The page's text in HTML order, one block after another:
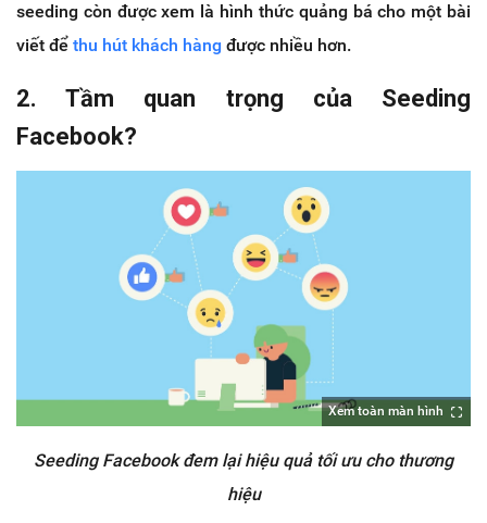
seeding còn được xem là hình thức quảng bá cho một bài
viết để thu hút khách hàng được nhiều hơn.
2. Tầm quan trọng của Seeding
Facebook?
Xem toàn màn hình
Seeding Facebook đem lại hiệu quả tối ưu cho thương
hiệu